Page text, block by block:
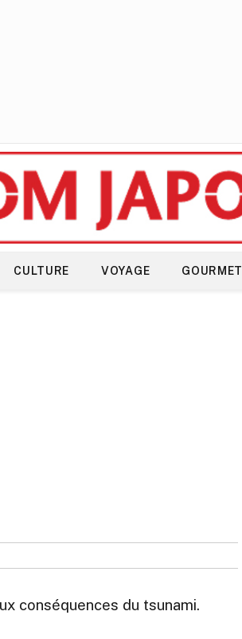
CULTURE VOYAGE GOURMET
conséquences du tsunami.